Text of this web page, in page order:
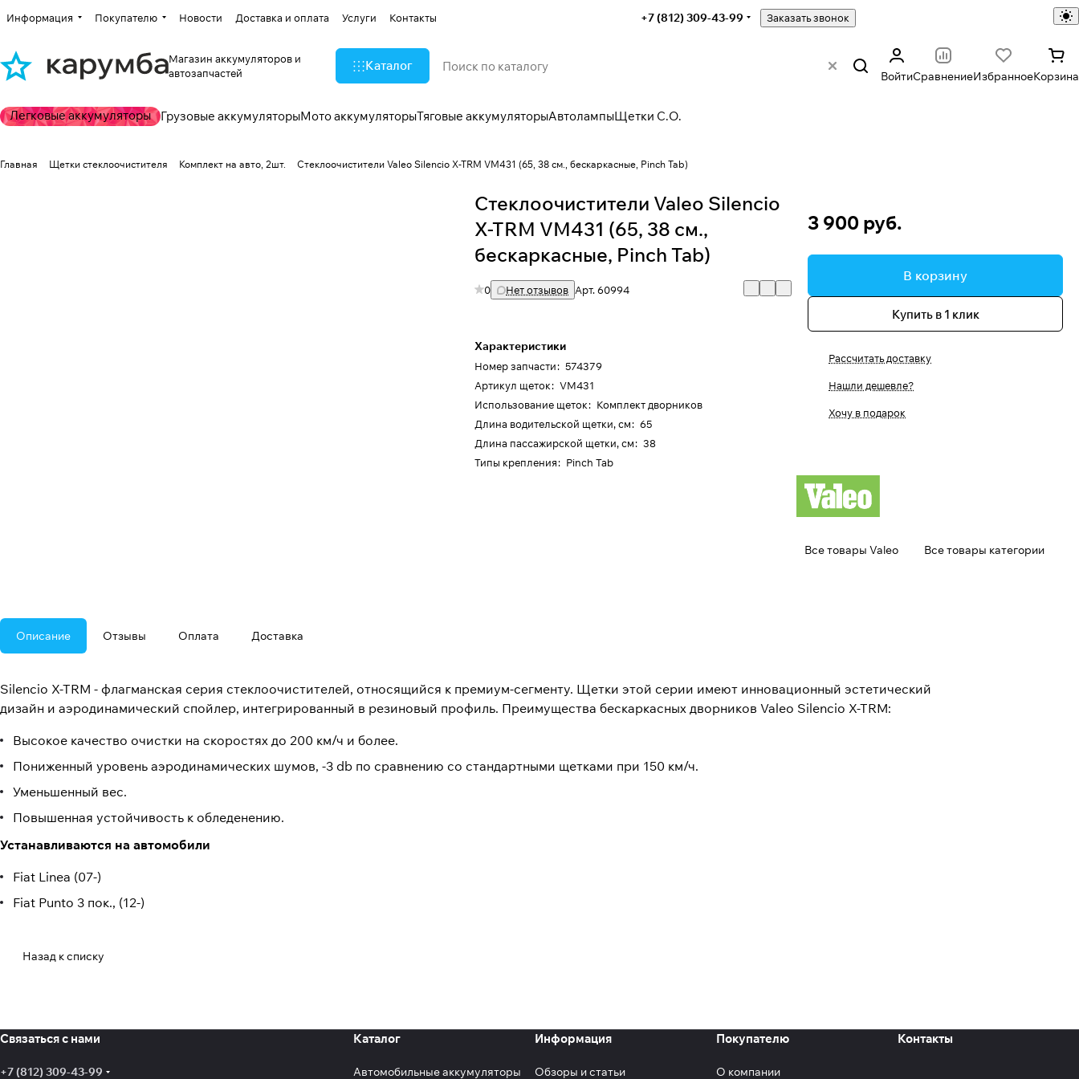
Информация Покупателю Новости Доставка и оплата Услуги Контакты +7 (812) 309-43-99 Заказать звонок
Магазин аккумуляторов и
автозапчастей
Каталог
ВойтиСравнениеИзбранноеКорзина
Легковые аккумуляторы Грузовые аккумуляторыМото аккумуляторыТяговые аккумуляторыАвтолампыЩетки С.О.
Главная Щетки стеклоочистителя Комплект на авто, 2шт. Стеклоочистители Valeo Silencio X-TRM VM431 (65, 38 см., бескаркасные, Pinch Tab)
Стеклоочистители Valeo Silencio
X-TRM VM431 (65, 38 см.,
бескаркасные, Pinch Tab)
0 Нет отзывов Арт.60994
Характеристики
Номер запчасти: 574379
Артикул щеток: VM431
Использование щеток: Комплект дворников
Длина водительской щетки, см: 65
Длина пассажирской щетки, см: 38
Типы крепления: Pinch Tab
3 900 руб.
В корзину
Купить в 1 клик
Рассчитать доставку
Нашли дешевле?
Хочу в подарок
Все товары Valeo Все товары категории
Описание Отзывы Оплата Доставка
Silencio X-TRM - флагманская серия стеклоочистителей, относящийся к премиум-сегменту. Щетки этой серии имеют инновационный эстетический
дизайн и аэродинамический спойлер, интегрированный в резиновый профиль. Преимущества бескаркасных дворников Valeo Silencio X-TRM:
Высокое качество очистки на скоростях до 200 км/ч и более.
Пониженный уровень аэродинамических шумов, -3 db по сравнению со стандартными щетками при 150 км/ч.
Уменьшенный вес.
Повышенная устойчивость к обледенению.
Устанавливаются на автомобили
Fiat Linea (07-)
Fiat Punto 3 пок., (12-)
Назад к списку
Связаться с нами
+7 (812) 309-43-99
Каталог
Автомобильные аккумуляторы
Информация
Обзоры и статьи
Покупателю
О компании
Контакты